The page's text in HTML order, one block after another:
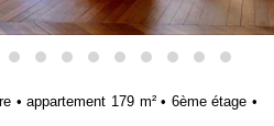
• appartement 179 m² • 6ème étage •